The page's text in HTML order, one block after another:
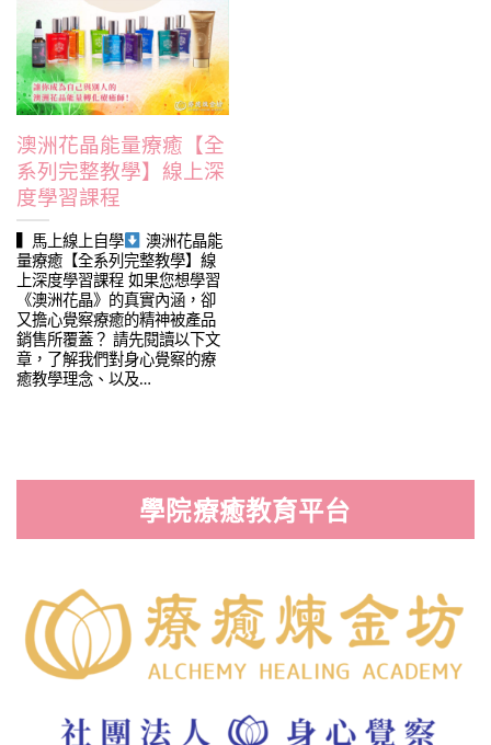
澳洲花晶能量療癒【全
系列完整教學】線上深
度學習課程
▍馬上線上自學
澳洲花晶能
量療癒【全系列完整教學】線
上深度學習課程 如果您想學習
《澳洲花晶》的真實內涵，卻
又擔心覺察療癒的精神被產品
銷售所覆蓋？ 請先閱讀以下文
章，了解我們對身心覺察的療
癒教學理念、以及…
學院療癒教育平台